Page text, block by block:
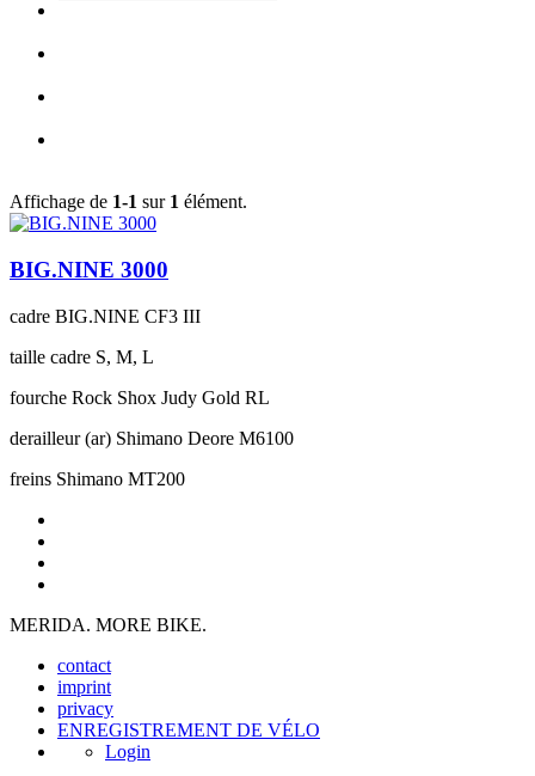
Affichage de 1-1 sur 1 élément.
BIG.NINE 3000
cadre BIG.NINE CF3 III
taille cadre S, M, L
fourche Rock Shox Judy Gold RL
derailleur (ar) Shimano Deore M6100
freins Shimano MT200
MERIDA. MORE BIKE.
contact
imprint
privacy
ENREGISTREMENT DE VÉLO
Login